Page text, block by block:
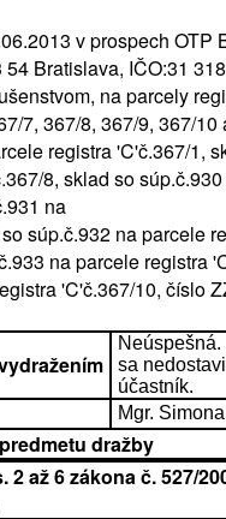
v prospech OTP
Bratislava, IČO:31
na parcely
7, 367/8, 367/9, 367/10
registra 'C'č.367/1,
8, sklad so
na
súp.č.932 na parcele
na parcele registra
'C'č.367/10, číslo
sa
účastník.
Mgr.
dražby
až 6 zákona č. 527/